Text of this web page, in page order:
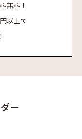
無料！
以上で
ー